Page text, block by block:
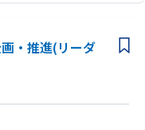
文書化
支援
ト（経験に応じて）
・推進(リーダ